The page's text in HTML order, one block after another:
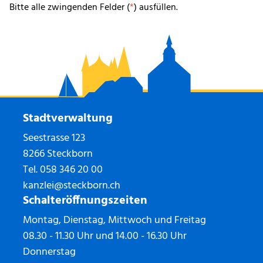
Bitte alle zwingenden Felder (*) ausfüllen.
Stadtverwaltung
Seestrasse 123
8266 Steckborn
Tel.058 346 20 00
kanzlei@steckborn.ch
Schalteröffnungszeiten
Montag, Dienstag, Mittwoch und Freitag
08.30 - 11.30 Uhr und 14.00 - 16.30 Uhr
Donnerstag